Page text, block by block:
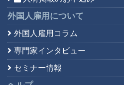
外国人雇用について
外国人雇用コラム
専門家インタビュー
セミナー情報